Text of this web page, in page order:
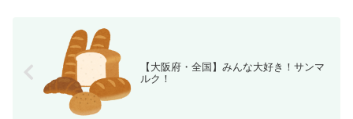
【大阪府・全国】みんな大好き！サンマ
ルク！